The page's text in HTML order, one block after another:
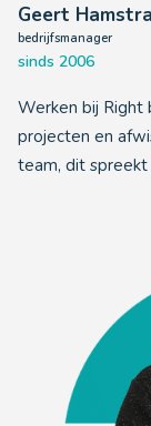
Geert Hamstra
bedrijfsmanager
sinds 2006
Werken bij
projecten en
team, dit spreekt